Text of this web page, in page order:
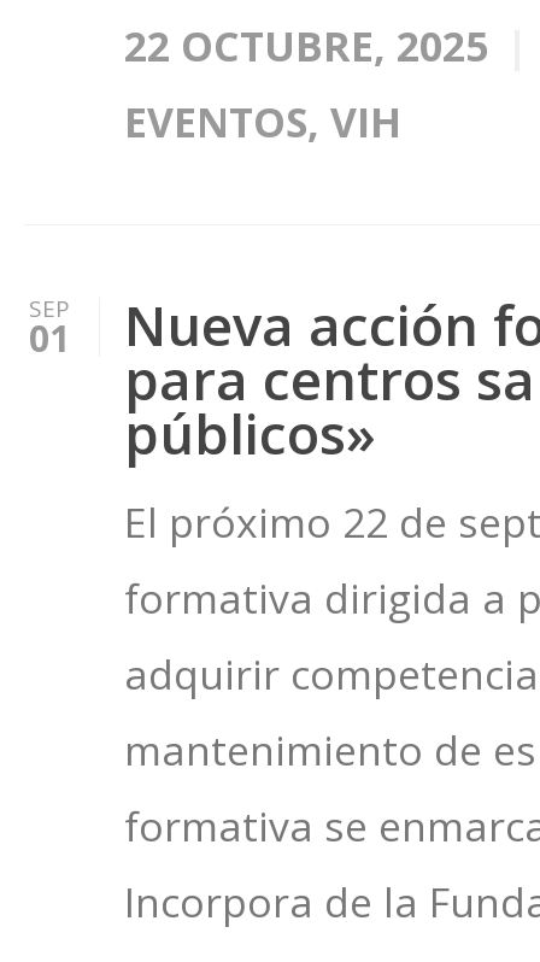
22 OCTUBRE, 2025
EVENTOS, VIH
SEP
01 Nueva acción
para centros
públicos»
El próximo 22 de
formativa dirigida a
adquirir
mantenimiento de
formativa se
Incorpora de la